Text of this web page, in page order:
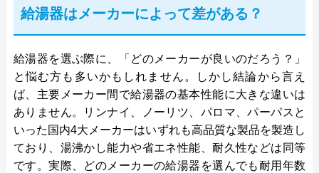
給湯器はメーカーによって差がある？
給湯器を選ぶ際に、「どのメーカーが良いのだろう？」
と悩む方も多いかもしれません。しかし結論から言え
ば、主要メーカー間で給湯器の基本性能に大きな違いは
ありません。リンナイ、ノーリツ、パロマ、パーパスと
いった国内4大メーカーはいずれも高品質な製品を製造し
ており、湯沸かし能力や省エネ性能、耐久性などは同等
です。実際、どのメーカーの給湯器を選んでも耐用年数